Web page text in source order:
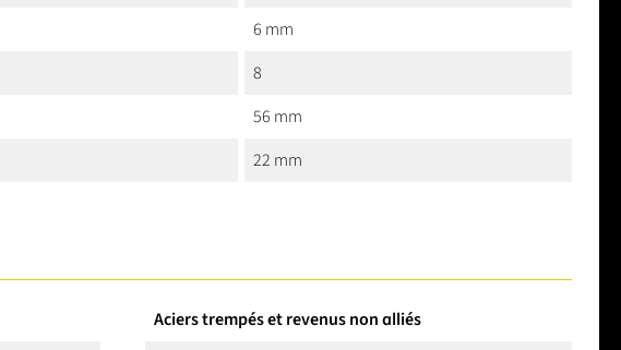
6 mm
8
56 mm
22 mm
Aciers trempés et revenus non alliés